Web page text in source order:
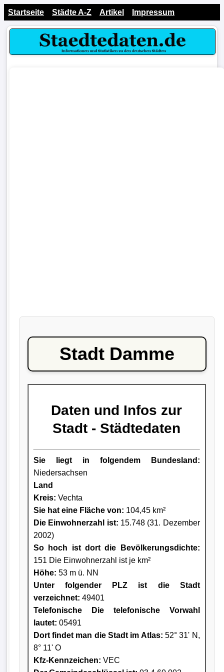
Startseite Städte A-Z Artikel Impressum
Stadt Damme
Daten und Infos zur
Stadt - Städtedaten
Sie liegt in folgendem Bundesland:
Niedersachsen
Land
Kreis: Vechta
Sie hat eine Fläche von: 104,45 km²
Die Einwohnerzahl ist: 15.748 (31. Dezember
2002)
So hoch ist dort die Bevölkerungsdichte:
151 Die Einwohnerzahl ist je km²
Höhe: 53 m ü. NN
Unter folgender PLZ ist die Stadt
verzeichnet: 49401
Telefonische Die telefonische Vorwahl
lautet: 05491
Dort findet man die Stadt im Atlas: 52° 31' N,
8° 11' O
Kfz-Kennzeichen: VEC